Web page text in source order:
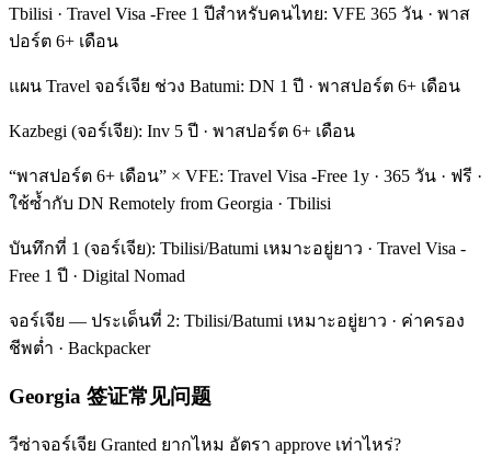
Tbilisi · Travel Visa -Free 1 ปีสำหรับคนไทย: VFE 365 วัน · พาส
ปอร์ต 6+ เดือน
แผน Travel จอร์เจีย ช่วง Batumi: DN 1 ปี · พาสปอร์ต 6+ เดือน
Kazbegi (จอร์เจีย): Inv 5 ปี · พาสปอร์ต 6+ เดือน
“พาสปอร์ต 6+ เดือน” × VFE: Travel Visa -Free 1y · 365 วัน · ฟรี ·
ใช้ซ้ำกับ DN Remotely from Georgia · Tbilisi
บันทึกที่ 1 (จอร์เจีย): Tbilisi/Batumi เหมาะอยู่ยาว · Travel Visa -
Free 1 ปี · Digital Nomad
จอร์เจีย — ประเด็นที่ 2: Tbilisi/Batumi เหมาะอยู่ยาว · ค่าครอง
ชีพต่ำ · Backpacker
Georgia 签证常见问题
วีซ่าจอร์เจีย Granted ยากไหม อัตรา approve เท่าไหร่?